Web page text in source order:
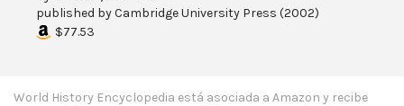
published byCambridge University Press (2002)
$77.53
World History Encyclopedia está asociada a Amazon y recibe